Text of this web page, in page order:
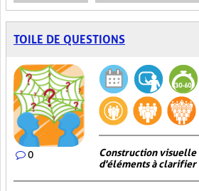
TOILE DE QUESTIONS
0
Construction
d'éléments à clarifier